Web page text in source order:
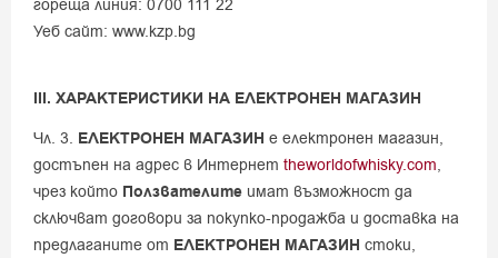
гореща линия: 0700 111 22
Уеб сайт: www.kzp.bg
III. ХАРАКТЕРИСТИКИ НА ЕЛЕКТРОНЕН МАГАЗИН
Чл. 3. ЕЛЕКТРОНЕН МАГАЗИН e електронен магазин,
достъпен на адрес в Интернет theworldofwhisky.com,
чрез който Ползвателите имат възможност да
сключват договори за покупко-продажба и доставка на
предлаганите от ЕЛЕКТРОНЕН МАГАЗИН стоки,